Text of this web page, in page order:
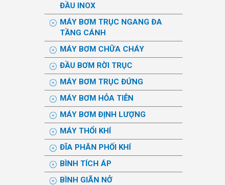
ĐẦU INOX
MÁY BƠM TRỤC NGANG ĐA
TẦNG CÁNH
MÁY BƠM CHỮA CHÁY
ĐẦU BƠM RỜI TRỤC
MÁY BƠM TRỤC ĐỨNG
MÁY BƠM HỎA TIỄN
MÁY BƠM ĐỊNH LƯỢNG
MÁY THỔI KHÍ
ĐĨA PHÂN PHỐI KHÍ
BÌNH TÍCH ÁP
BÌNH GIÃN NỞ